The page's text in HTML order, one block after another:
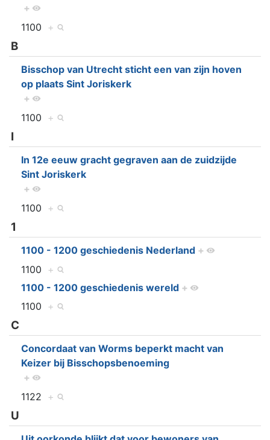
+
1100 +
B
Bisschop van Utrecht sticht een van zijn hoven
op plaats Sint Joriskerk
+
1100 +
I
In 12e eeuw gracht gegraven aan de zuidzijde
Sint Joriskerk
+
1100 +
1
1100 - 1200 geschiedenis Nederland +
1100 +
1100 - 1200 geschiedenis wereld +
1100 +
C
Concordaat van Worms beperkt macht van
Keizer bij Bisschopsbenoeming
+
1122 +
U